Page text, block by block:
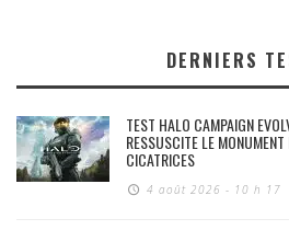
DERNIERS
TEST HALO CAMPAIGN
RESSUSCITE LE
CICATRICES
4 août 2026 - 10 h 17